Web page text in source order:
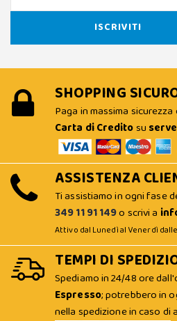
SHOPPING
Paga in massima sicurezza
Carta di Creditosu
ASSISTENZA
Ti assistiamo in ogni fase
349 11 91 149o scrivi a
Attivo dal Lunedì al Venerdì
TEMPI DI
Spediamo in 24/48 ore
Espresso; potrebbero in
nella spedizione in caso di